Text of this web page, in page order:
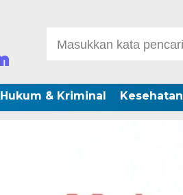
Hukum & Kriminal Kesehatan